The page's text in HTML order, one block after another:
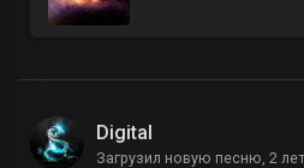
Digital
Загрузил новую песню, 2